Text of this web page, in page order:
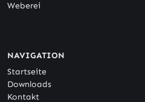
Weberei
NAVIGATION
Startseite
Downloads
Kontakt